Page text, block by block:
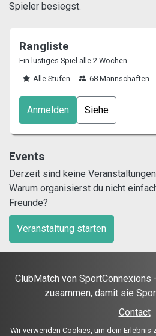
Spieler besiegst.
Rangliste
Ein lustiges Spiel alle 2 Wochen
Alle Stufen
68 Mannschaften
Anmelden Siehe
Events
Derzeit sind keine
Warum organisierst du nicht
Freunde?
Veranstaltung starten
ClubMatch von
zusammen, damit sie
Contact
Wir verwenden Cookies, um dein Erlebnis